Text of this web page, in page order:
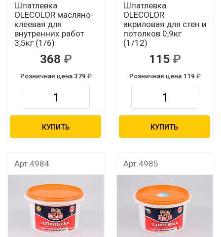
Шпатлевка
OLECOLOR масляно-
клеевая для
внутренних работ
3,5кг (1/6)
368
Розничная цена 379
КУПИТЬ
Шпатлевка
OLECOLOR
акриловая для стен и
потолков 0,9кг
(1/12)
115
Розничная цена 119
КУПИТЬ
Арт.4984 Арт.4985